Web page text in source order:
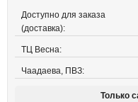
Доступно для заказа
(доставка):
ТЦ Весна:
Чаадаева, ПВЗ:
Только